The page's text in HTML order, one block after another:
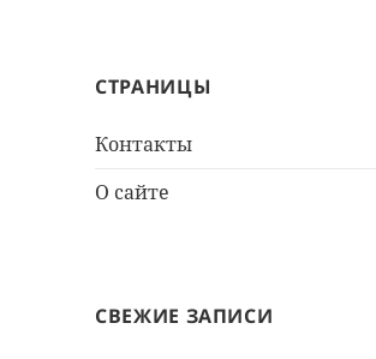
СТРАНИЦЫ
Контакты
О сайте
СВЕЖИЕ ЗАПИСИ